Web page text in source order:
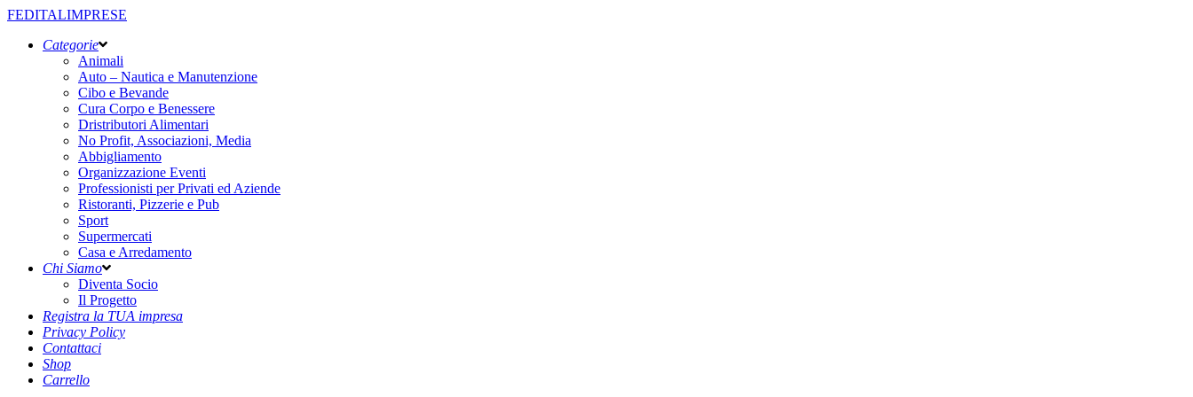
FEDITALIMPRESE
Categorie
Animali
Auto – Nautica e Manutenzione
Cibo e Bevande
Cura Corpo e Benessere
Dristributori Alimentari
No Profit, Associazioni, Media
Abbigliamento
Organizzazione Eventi
Professionisti per Privati ed Aziende
Ristoranti, Pizzerie e Pub
Sport
Supermercati
Casa e Arredamento
Chi Siamo
Diventa Socio
Il Progetto
Registra la TUA impresa
Privacy Policy
Contattaci
Shop
Carrello